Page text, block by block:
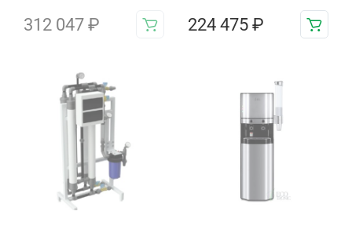
312 047 ₽ 224 475 ₽